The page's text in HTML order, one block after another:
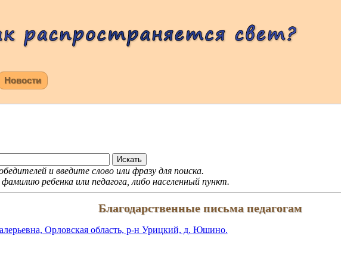
Новости
и введите слово или фразу для поиска.
ребенка или педагога, либо населенный пункт.
Благодарственные письма педагогам
Орловская область, р-н Урицкий, д. Юшино.